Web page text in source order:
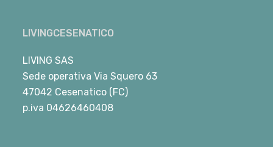
LIVINGCESENATICO
LIVING SAS
Sede operativa Via Squero 63
47042 Cesenatico (FC)
p.iva 04626460408